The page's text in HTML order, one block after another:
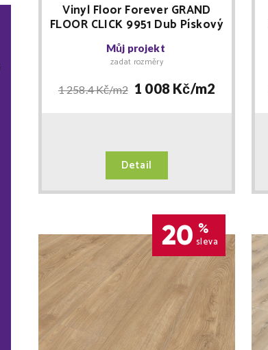
Vinyl Floor Forever GRAND
FLOOR CLICK 9951 Dub Pískový
RIGID+ lišta ZDARMA
Můj projekt
zadat rozměry
1 258.4 Kč/m2 1 008 Kč/m2
Detail
20 %
sleva